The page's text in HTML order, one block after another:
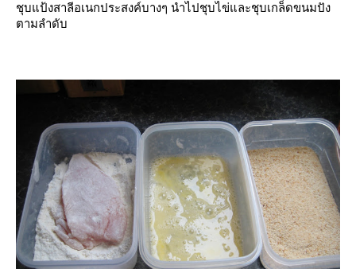
ชุบแป้งสาลีอเนกประสงค์บางๆ นำไปชุบไข่และชุบเกล็ดขนมปัง
ตามลำดับ